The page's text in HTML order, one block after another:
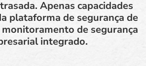
Apenas capacidades
plataforma de segurança de
de segurança
integrado.